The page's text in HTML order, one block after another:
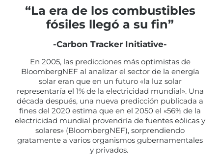
“La era de los combustibles
fósiles llegó a su fin”
-Carbon Tracker Initiative-
En 2005, las predicciones más optimistas de
BloombergNEF al analizar el sector de la energía
solar eran que en un futuro «la luz solar
representaría el 1% de la electricidad mundial». Una
década después, una nueva predicción publicada a
fines del 2020 estima que en el 2050 el «56% de la
electricidad mundial provendría de fuentes eólicas y
solares» (BloombergNEF), sorprendiendo
gratamente a varios organismos gubernamentales
y privados.